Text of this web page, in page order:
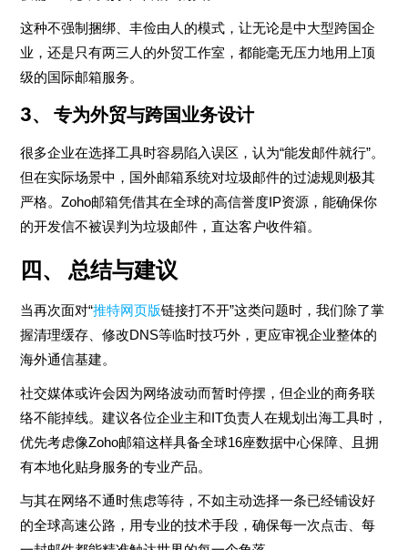
这种不强制捆绑、丰俭由人的模式，让无论是中大型跨国企
业，还是只有两三人的外贸工作室，都能毫无压力地用上顶
级的国际邮箱服务。
3、 专为外贸与跨国业务设计
很多企业在选择工具时容易陷入误区，认为“能发邮件就行”。
但在实际场景中，国外邮箱系统对垃圾邮件的过滤规则极其
严格。Zoho邮箱凭借其在全球的高信誉度IP资源，能确保你
的开发信不被误判为垃圾邮件，直达客户收件箱。
四、 总结与建议
当再次面对“推特网页版链接打不开”这类问题时，我们除了掌
握清理缓存、修改DNS等临时技巧外，更应审视企业整体的
海外通信基建。
社交媒体或许会因为网络波动而暂时停摆，但企业的商务联
络不能掉线。建议各位企业主和IT负责人在规划出海工具时，
优先考虑像Zoho邮箱这样具备全球16座数据中心保障、且拥
有本地化贴身服务的专业产品。
与其在网络不通时焦虑等待，不如主动选择一条已经铺设好
的全球高速公路，用专业的技术手段，确保每一次点击、每